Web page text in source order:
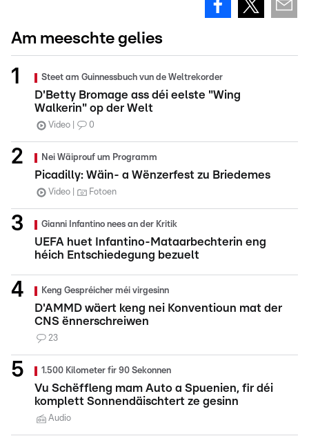
Am meeschte gelies
Steet am Guinnessbuch vun de Weltrekorder
D'Betty Bromage ass déi eelste "Wing
Walkerin" op der Welt
Video 0
Nei Wäiprouf um Programm
Picadilly: Wäin- a Wënzerfest zu Briedemes
Video Fotoen
Gianni Infantino nees an der Kritik
UEFA huet Infantino-Mataarbechterin eng
héich Entschiedegung bezuelt
Keng Gespréicher méi virgesinn
D'AMMD wäert keng nei Konventioun mat der
CNS ënnerschreiwen
23
1.500 Kilometer fir 90 Sekonnen
Vu Schëffleng mam Auto a Spuenien, fir déi
komplett Sonnendäischtert ze gesinn
Audio